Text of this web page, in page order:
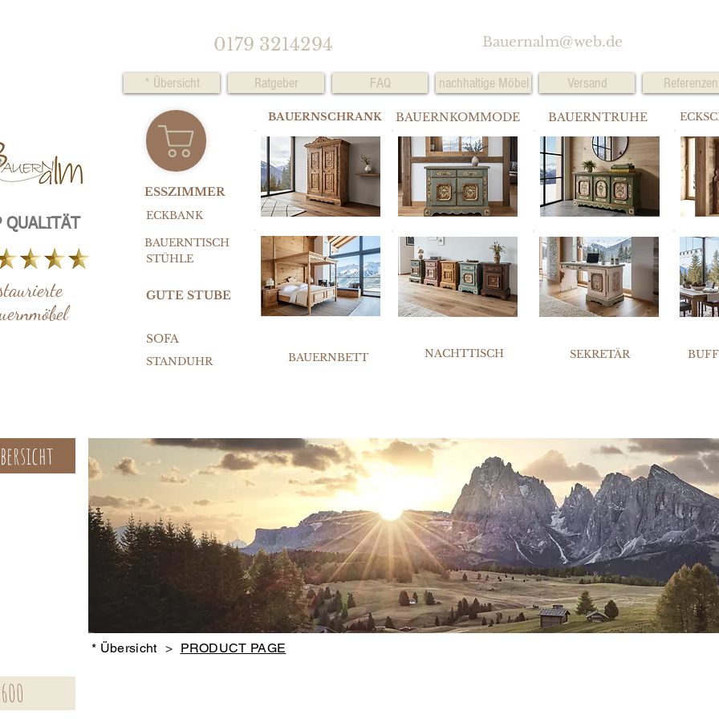
0179 3214294 Bauernalm@web.de
QUALITÄT
* Übersicht Ratgeber FAQ nachhaltige Möbel Versand Referenzen
ESSZIMMER
ECKBANK
BAUERNTISCH
STÜHLE
GUTE STUBE
BAUERNSCHRANK BAUERNKOMMODE BAUERNTRUHE
SOFA
STANDUHR BAUERNBETT NACHTTISCH SEKRETÄR
* Übersicht > PRODUCT PAGE